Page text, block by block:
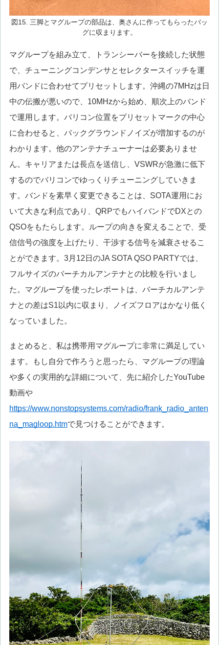
図15. 三脚とマグループの部品は、奥さんに作ってもらったバッ
グに収まります。
マグループを組み立て、トランシーバーを接続した状態
で、チューニングコンデンサとセレクタースイッチを運
用バンドに合わせてプリセットします。沖縄の7MHzは日
中の伝搬が悪いので、10MHzから始め、順次上のバンド
で運用します。バリコン位置をプリセットマークの中心
に合わせると、バックグラウンドノイズが増加するのが
わかります。他のアンテナチューナーは必要ありませ
ん。キャリアまたは長点を送信し、VSWRが急激に低下
するのでバリコンでゆっくりチューニングしていきま
す。バンドを素早く変更できることは、SOTA運用にお
いて大きな利点であり、QRPでもハイバンドでDXとの
QSOをもたらします。ループの向きを変えることで、受
信信号の強度を上げたり、干渉する信号を減衰させるこ
とができます。3月12日のJA SOTA QSO PARTYでは、
フルサイズのバーチカルアンテナとの比較を行いまし
た。マグループを使ったレポートは、バーチカルアンテ
ナとの差はS1以内に収まり、ノイズフロアはかなり低く
なっていました。
まとめると、私は携帯用マグループに非常に満足してい
ます。もし自分で作ろうと思ったら、マグループの理論
や多くの実用的な詳細について、先に紹介したYouTube
動画や
https://www.nonstopsystems.com/radio/frank_radio_anten
na_magloop.htmで見つけることができます。